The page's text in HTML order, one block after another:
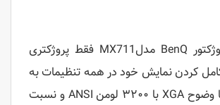
لامپ ویدئو پروژکتور BenQ مدلMX711 فقط پروژکتری
کردن نمایش خود در همه تنظیمات به
آن نیاز دارید. با وضوح XGA با ۳۲۰۰ لومن ANSI و نسبت